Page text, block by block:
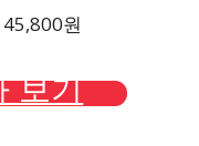
원
보기